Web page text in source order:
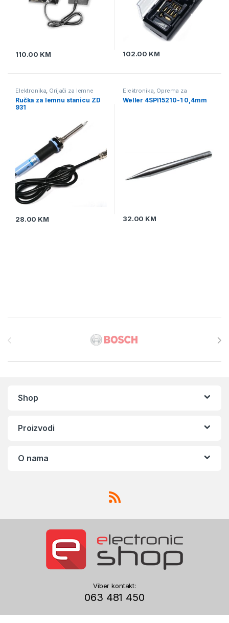
110.00 KM 102.00 KM
Elektronika, Grijači za lemne
stanice Lemne stanice, Oprema
za lemljenje,Pomagala i alat za
lemljenje
Ručka za lemnu stanicu ZD
931
28.00 KM
Elektronika, Oprema za
lemljenje,Vrhovi za lemne
stanice
Weller 4SPI15210-1 0,4mm
32.00 KM
Shop
Proizvodi
O nama
Viber kontakt:
063 481 450